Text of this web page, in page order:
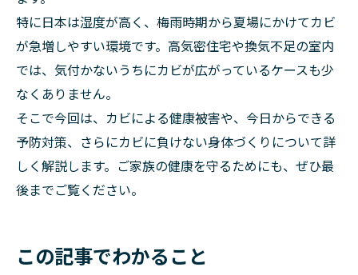
特に日本は湿度が高く、梅雨時期から夏場にかけてカビ
が急増しやすい環境です。高気密住宅や換気不足の室内
では、気付かないうちにカビが広がっているケースも少
なくありません。
そこで今回は、カビによる健康被害や、今日からできる
予防対策、さらにカビに負けない身体づくりについて詳
しく解説します。ご家族の健康を守るためにも、ぜひ最
後までご覧ください。
この記事でわかること